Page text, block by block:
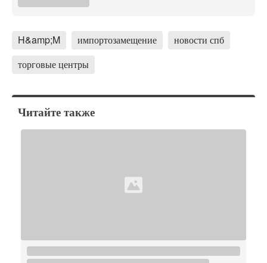
H&amp;M импортозамещение
новости спб
торговые центры
Читайте также